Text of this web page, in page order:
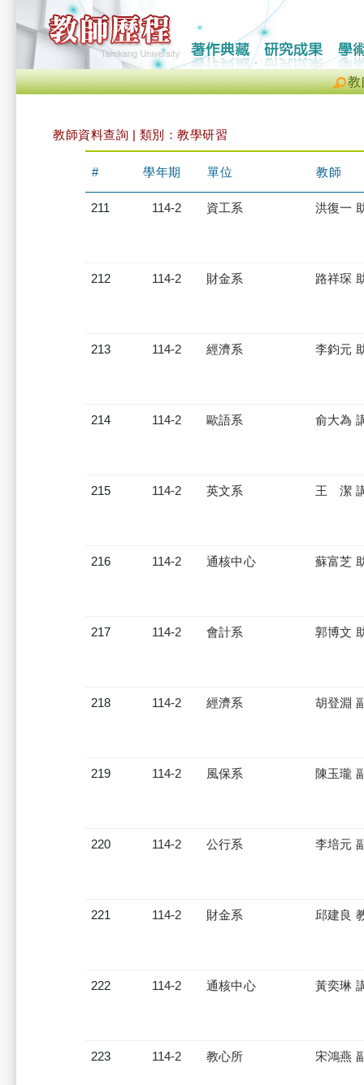
教
教師資料查詢 | 類別：教學研習
# 學年期 單位 教師
211 114-2 資工系 洪復一
212 114-2 財金系 路祥琛
213 114-2 經濟系 李鈞元
214 114-2 歐語系 俞大為
215 114-2 英文系 王 潔
216 114-2 通核中心 蘇富芝
217 114-2 會計系 郭博文
218 114-2 經濟系 胡登淵
219 114-2 風保系 陳玉瓏
220 114-2 公行系 李培元
221 114-2 財金系 邱建良
222 114-2 通核中心 黃奕琳
223 114-2 教心所 宋鴻燕